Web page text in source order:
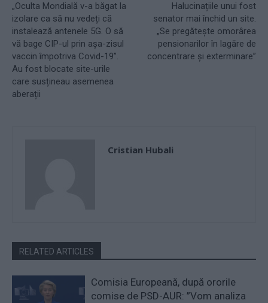
„Oculta Mondială v-a băgat la
izolare ca să nu vedeți că
instalează antenele 5G. O să
vă bage CIP-ul prin așa-zisul
vaccin împotriva Covid-19”.
Au fost blocate site-urile
care susțineau asemenea
aberații
Halucinațiile unui fost
senator mai închid un site.
„Se pregătește omorârea
pensionarilor în lagăre de
concentrare și exterminare”
Cristian Hubali
RELATED ARTICLES
Comisia Europeană, după ororile
comise de PSD-AUR: ”Vom analiza